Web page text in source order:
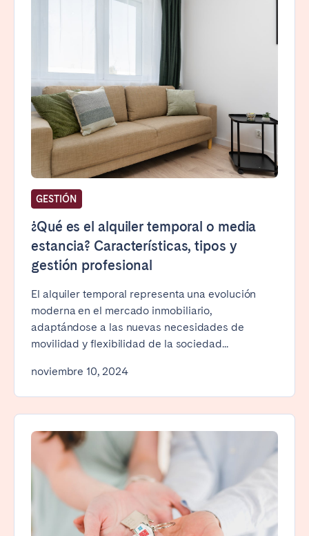
GESTIÓN
¿Qué es el alquiler temporal o media
estancia? Características, tipos y
gestión profesional
El alquiler temporal representa una evolución
moderna en el mercado inmobiliario,
adaptándose a las nuevas necesidades de
movilidad y flexibilidad de la sociedad...
noviembre 10, 2024